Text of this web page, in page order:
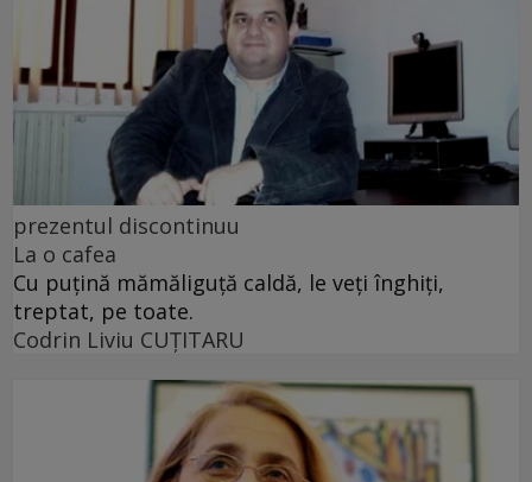
prezentul discontinuu
La o cafea
Cu puţină mămăliguţă caldă, le veţi înghiţi,
treptat, pe toate.
Codrin Liviu CUŢITARU